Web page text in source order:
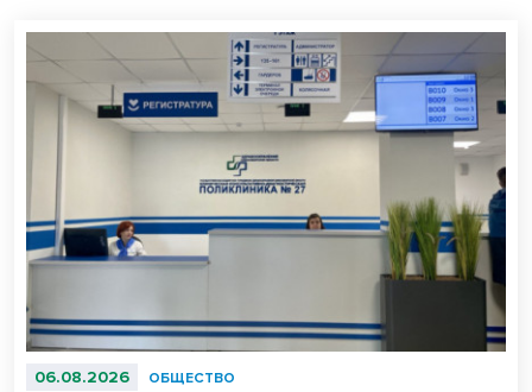
06.08.2026 ОБЩЕСТВО